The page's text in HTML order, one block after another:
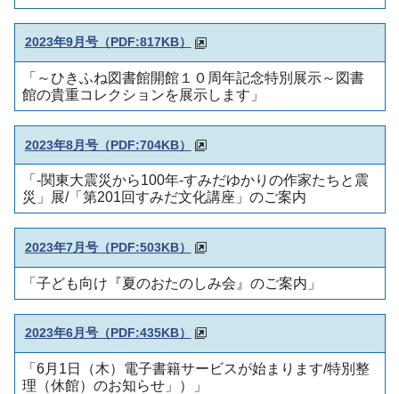
2023年9月号（PDF:817KB）
「～ひきふね図書館開館１０周年記念特別展示～図書
館の貴重コレクションを展示します」
2023年8月号（PDF:704KB）
「-関東大震災から100年-すみだゆかりの作家たちと震
災」展/「第201回すみだ文化講座」のご案内
2023年7月号（PDF:503KB）
「子ども向け『夏のおたのしみ会』のご案内」
2023年6月号（PDF:435KB）
「6月1日（木）電子書籍サービスが始まります/特別整
理（休館）のお知らせ」）」